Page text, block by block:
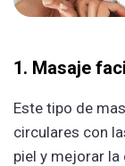
1. Masaje
Este tipo de
circulares con
piel y mejorar